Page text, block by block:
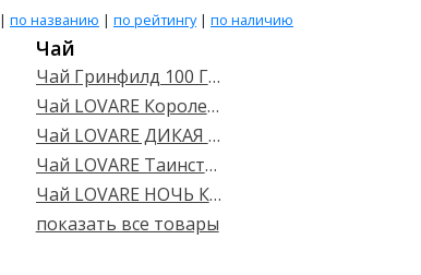
| по названию | по рейтингу | по наличию
Чай
Чай Гринфилд 100 ГРАММ зеленый Флаiнг Драгон
Чай LOVARE Королевский десерт 24пак*2г
Чай LOVARE ДИКАЯ ЯГОДА черн/ягодн. 24пак*2г
Чай LOVARE Таинственный сад 24пак*2г
Чай LOVARE НОЧЬ КЛЕОПАТРЫ 24пак*2г
показать все товары